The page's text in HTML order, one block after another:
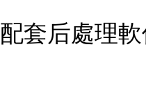
配套后處理軟